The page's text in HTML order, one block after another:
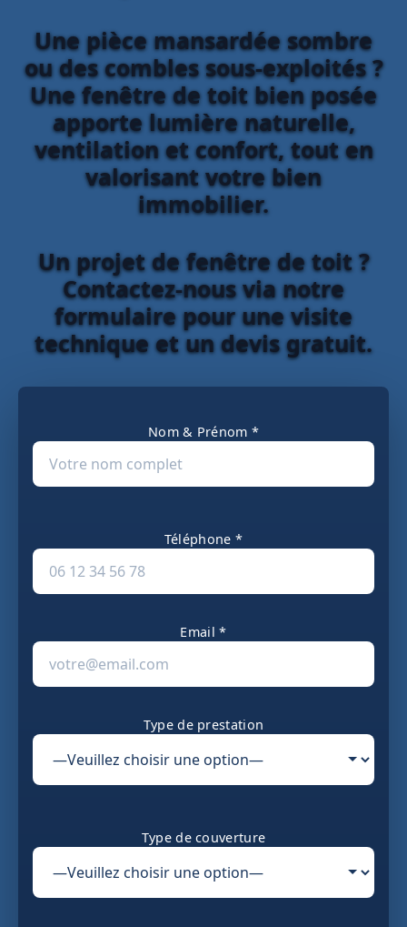
Une pièce mansardée sombre
ou des combles sous-exploités ?
Une fenêtre de toit bien posée
apporte lumière naturelle,
ventilation et confort, tout en
valorisant votre bien
immobilier.
Un projet de fenêtre de toit ?
Contactez-nous via notre
formulaire pour une visite
technique et un devis gratuit.
Nom & Prénom *
Téléphone *
Email *
Type de prestation
Type de couverture